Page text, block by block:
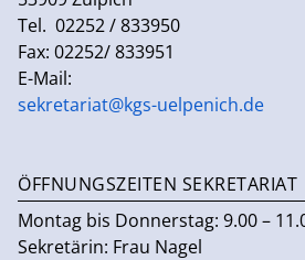
Tel. 02252 / 833950
Fax: 02252/ 833951
E-Mail:
sekretariat@kgs-uelpenich.de
ÖFFNUNGSZEITEN SEKRETARIAT
Montag bis Donnerstag: 9.00 –
Sekretärin: Frau Nagel